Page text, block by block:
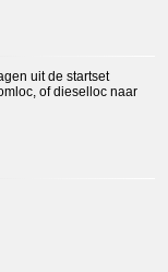
uit de startset
of dieselloc naar